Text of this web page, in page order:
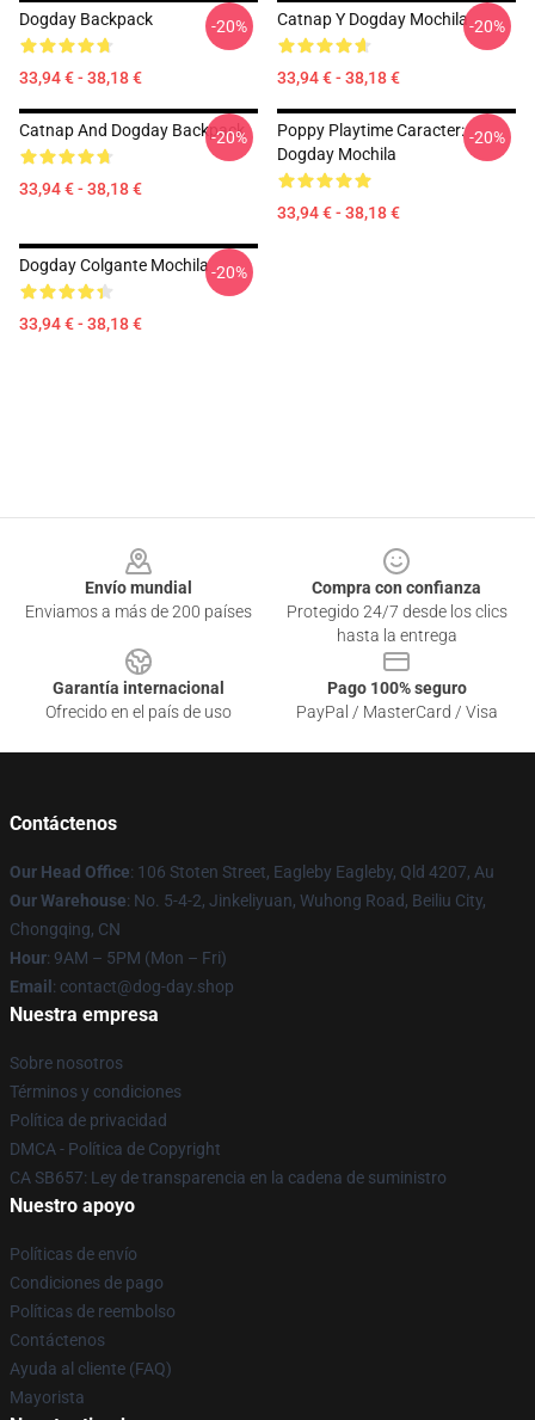
Dogday Backpack
33,94 € - 38,18 €
-20% Catnap Y Dogday Mochila
33,94 € - 38,18 €
-20%
Catnap And Dogday Backpack
33,94 € - 38,18 €
-20%
Poppy Playtime Caracter:
Dogday Mochila
33,94 € - 38,18 €
-20%
Dogday Colgante Mochila
33,94 € - 38,18 €
-20%
Envío mundial
Enviamos a más de 200 países
Compra con confianza
Protegido 24/7 desde los clics
hasta la entrega
Garantía internacional
Ofrecido en el país de uso
Pago 100% seguro
PayPal / MasterCard / Visa
Contáctenos
Our Head Office: 106 Stoten Street, Eagleby Eagleby, Qld 4207, Au
Our Warehouse: No. 5-4-2, Jinkeliyuan, Wuhong Road, Beiliu City,
Chongqing, CN
Hour: 9AM – 5PM (Mon – Fri)
Email : contact@dog-day.shop
Nuestra empresa
Sobre nosotros
Términos y condiciones
Política de privacidad
DMCA - Política de Copyright
CA SB657: Ley de transparencia en la cadena de suministro
Nuestro apoyo
Políticas de envío
Condiciones de pago
Políticas de reembolso
Contáctenos
Ayuda al cliente (FAQ)
Mayorista